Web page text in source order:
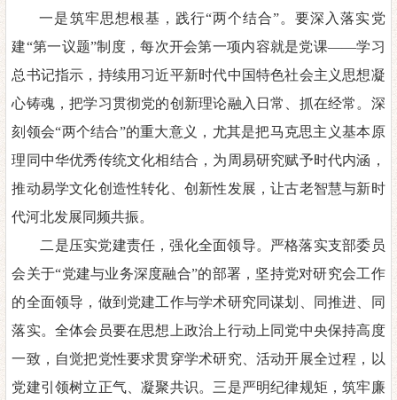
一是筑牢思想根基，践行“两个结合”。要深入落实党
建“第一议题”制度，每次开会第一项内容就是党课——学习
总书记指示， 持续用习近平新时代中国特色社会主义思想凝
心铸魂，把学习贯彻党的创新理论融入日常、抓在经常。深
刻领会“两个结合”的重大意义，尤其是把马克思主义基本原
理同中华优秀传统文化相结合，为周易研究赋予时代内涵，
推动易学文化创造性转化、创 新性发展，让古老智慧与新时
代河北发展同频共振。
二是压实党建责任，强化全面领导。严格落实支部委员
会关于“党建与业务深度融合”的部署，坚持党对研究会工作
的全面领导， 做到党建工作与学术研究同谋划、同推进、同
落实。全体会员要在思想上政治上行动上同党中央保持高度
一致，自觉把党性要求贯穿学术研究、活动开展全过程，以
党建引领树立正气、凝聚共识。 三是严明纪律规矩，筑牢廉